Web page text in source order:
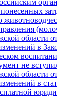
области
в
не
области
в